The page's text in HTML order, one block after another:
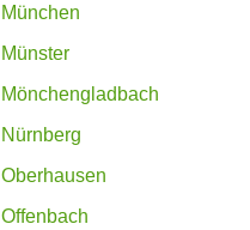
München
Münster
Mönchengladbach
Nürnberg
Oberhausen
Offenbach